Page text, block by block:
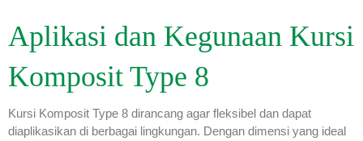
Aplikasi dan Kegunaan Kursi
Komposit Type 8
Kursi Komposit Type 8 dirancang agar fleksibel dan dapat
diaplikasikan di berbagai lingkungan. Dengan dimensi yang ideal